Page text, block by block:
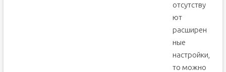
отсутству
ют
расширен
ные
настройки,
то можно